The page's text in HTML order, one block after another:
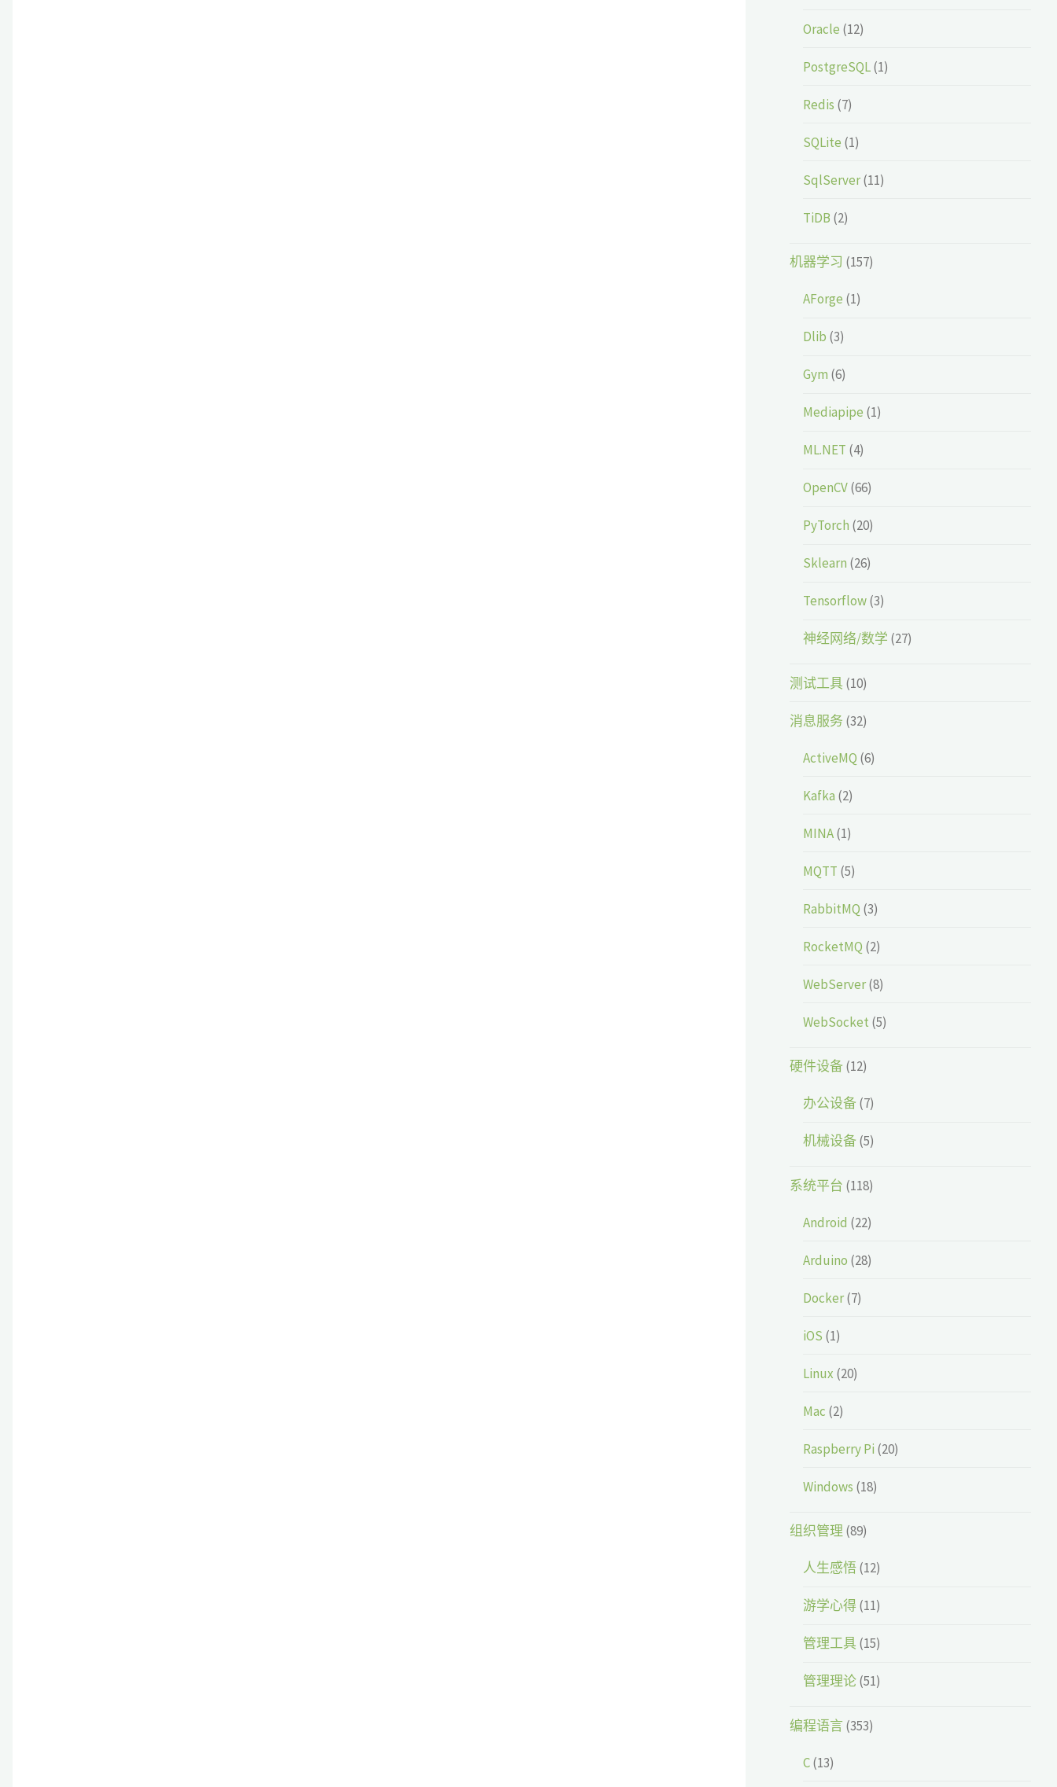
Oracle (12)
PostgreSQL(1)
Redis (7)
SQLite (1)
SqlServer(11)
TiDB (2)
机器学习 (157)
AForge (1)
Dlib (3)
Gym (6)
Mediapipe (1)
ML.NET (4)
OpenCV(66)
PyTorch (20)
Sklearn (26)
Tensorflow(3)
神经网络/数学 (27)
测试工具(10)
消息服务 (32)
ActiveMQ (6)
Kafka (2)
MINA(1)
MQTT (5)
RabbitMQ (3)
RocketMQ (2)
WebServer(8)
WebSocket (5)
硬件设备 (12)
办公设备 (7)
机械设备 (5)
系统平台 (118)
Android (22)
Arduino (28)
Docker(7)
iOS (1)
Linux (20)
Mac (2)
Raspberry Pi (20)
Windows (18)
组织管理 (89)
人生感悟(12)
游学心得(11)
管理工具(15)
管理理论(51)
编程语言(353)
C(13)